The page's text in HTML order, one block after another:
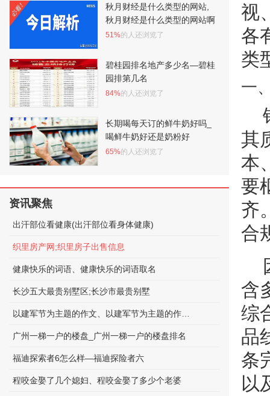
视
各
类
一
其
本
要
齐
合
含
综
品
条
以
秋月财经是什么类型的网站,
秋月财经是什么类型的网站啊
51%的人还浏览了
碧桂园排名地产多少名—碧桂
园排第几名
84%的人还浏览了
长期喝每天订的鲜牛奶好吗_
喝鲜牛奶好还是奶粉好
65%的人还浏览了
资讯聚焦
出汗部位看健康(出汗部位看身体健康)
织里房产网;织里房子出售信息
健康快乐的词语、健康快乐的词语取名
长沙五大最贵别墅区;长沙市最贵别墅
广州一梯一户的楼盘_广州一梯一户的楼盘排名
福迪探索者6怎么样—福迪探险者六
程咬金娶了几个媳妇、程咬金娶了多少个老婆